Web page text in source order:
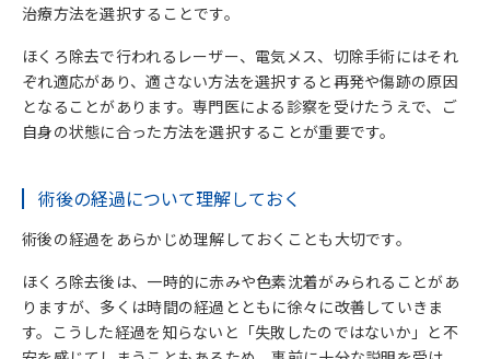
治療方法を選択することです。
ほくろ除去で行われるレーザー、電気メス、切除手術にはそれ
ぞれ適応があり、適さない方法を選択すると再発や傷跡の原因
となることがあります。専門医による診察を受けたうえで、ご
自身の状態に合った方法を選択することが重要です。
術後の経過について理解しておく
術後の経過をあらかじめ理解しておくことも大切です。
ほくろ除去後は、一時的に赤みや色素沈着がみられることがあ
りますが、多くは時間の経過とともに徐々に改善していきま
す。こうした経過を知らないと「失敗したのではないか」と不